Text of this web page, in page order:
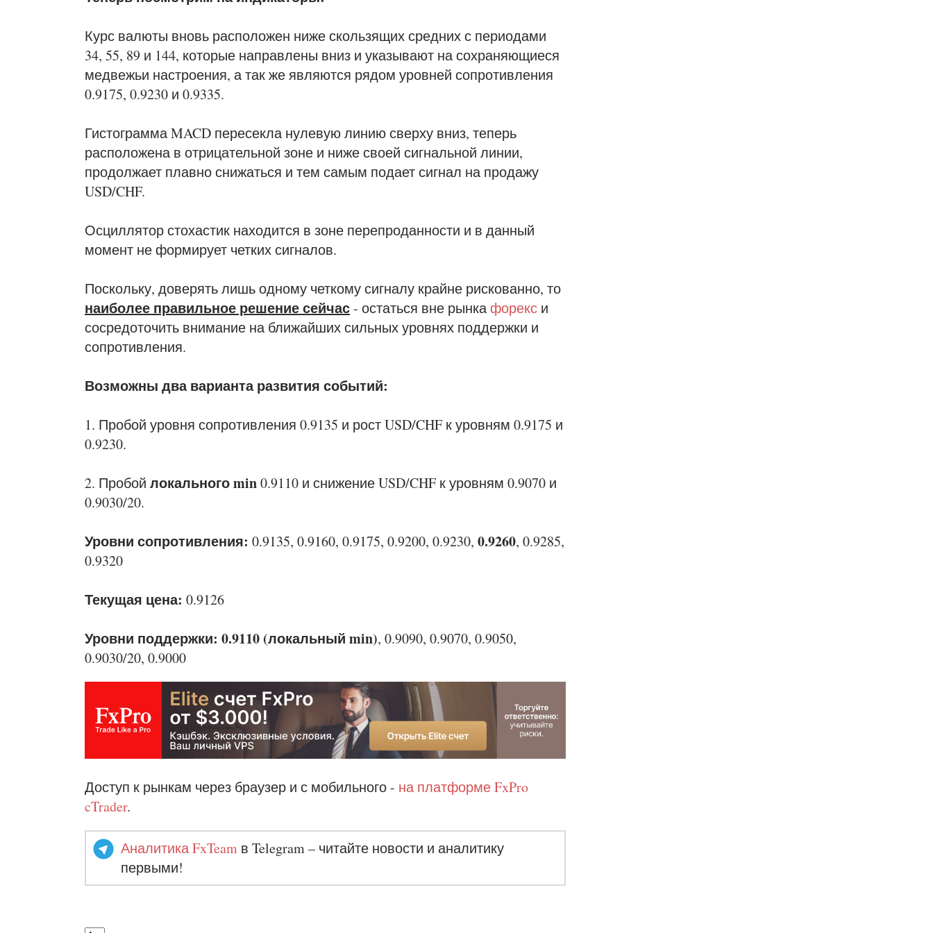
Курс валюты вновь расположен ниже скользящих средних с периодами
34, 55, 89 и 144, которые направлены вниз и указывают на сохраняющиеся
медвежьи настроения, а так же являются рядом уровней сопротивления
0.9175, 0.9230 и 0.9335.
Гистограмма MACD пересекла нулевую линию сверху вниз, теперь
расположена в отрицательной зоне и ниже своей сигнальной линии,
продолжает плавно снижаться и тем самым подает сигнал на продажу
USD/CHF.
Осциллятор стохастик находится в зоне перепроданности и в данный
момент не формирует четких сигналов.
Поскольку, доверять лишь одному четкому сигналу крайне рискованно, то
наиболее правильное решение сейчас- остаться вне рынкафорекс и
сосредоточить внимание на ближайших сильных уровнях поддержки и
сопротивления.
Возможны два варианта развития событий:
1. Пробой уровня сопротивления 0.9135 и рост USD/CHF к уровням 0.9175 и
0.9230.
2. Пробой локального min0.9110 и снижение USD/CHF к уровням 0.9070 и
0.9030/20.
Уровни сопротивления: 0.9135, 0.9160, 0.9175, 0.9200, 0.9230, 0.9260, 0.9285,
0.9320
Текущая цена: 0.9126
Уровни поддержки: 0.9110 (локальный min), 0.9090, 0.9070, 0.9050,
0.9030/20, 0.9000
Доступ к рынкам через браузер и с мобильного - на платформе FxPro
cTrader.
Аналитика FxTeam в Telegram – читайте новости и аналитику
первыми!